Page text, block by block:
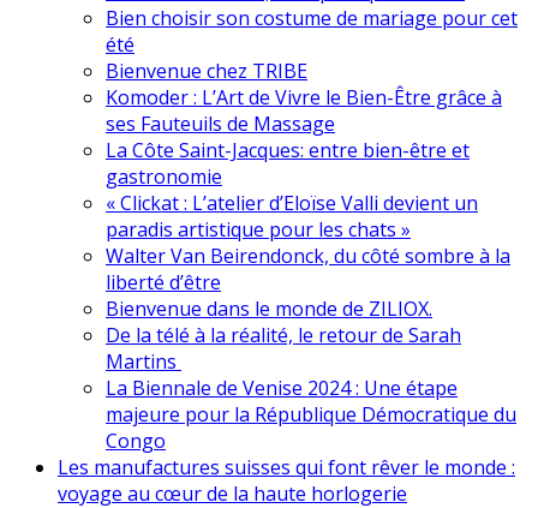
Bien choisir son costume de mariage pour cet
été
Bienvenue chez TRIBE
Komoder : L’Art de Vivre le Bien-Être grâce à
ses Fauteuils de Massage
La Côte Saint-Jacques: entre bien-être et
gastronomie
« Clickat : L’atelier d’Eloïse Valli devient un
paradis artistique pour les chats »
Walter Van Beirendonck, du côté sombre à la
liberté d’être
Bienvenue dans le monde de ZILIOX.
De la télé à la réalité, le retour de Sarah
Martins
La Biennale de Venise 2024 : Une étape
majeure pour la République Démocratique du
Congo
Les manufactures suisses qui font rêver le monde :
voyage au cœur de la haute horlogerie